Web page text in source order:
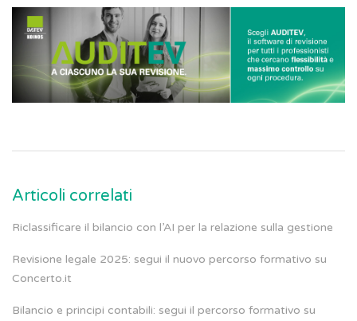
Articoli correlati
Riclassificare il bilancio con l’AI per la relazione sulla gestione
Revisione legale 2025: segui il nuovo percorso formativo su
Concerto.it
Bilancio e principi contabili: segui il percorso formativo su